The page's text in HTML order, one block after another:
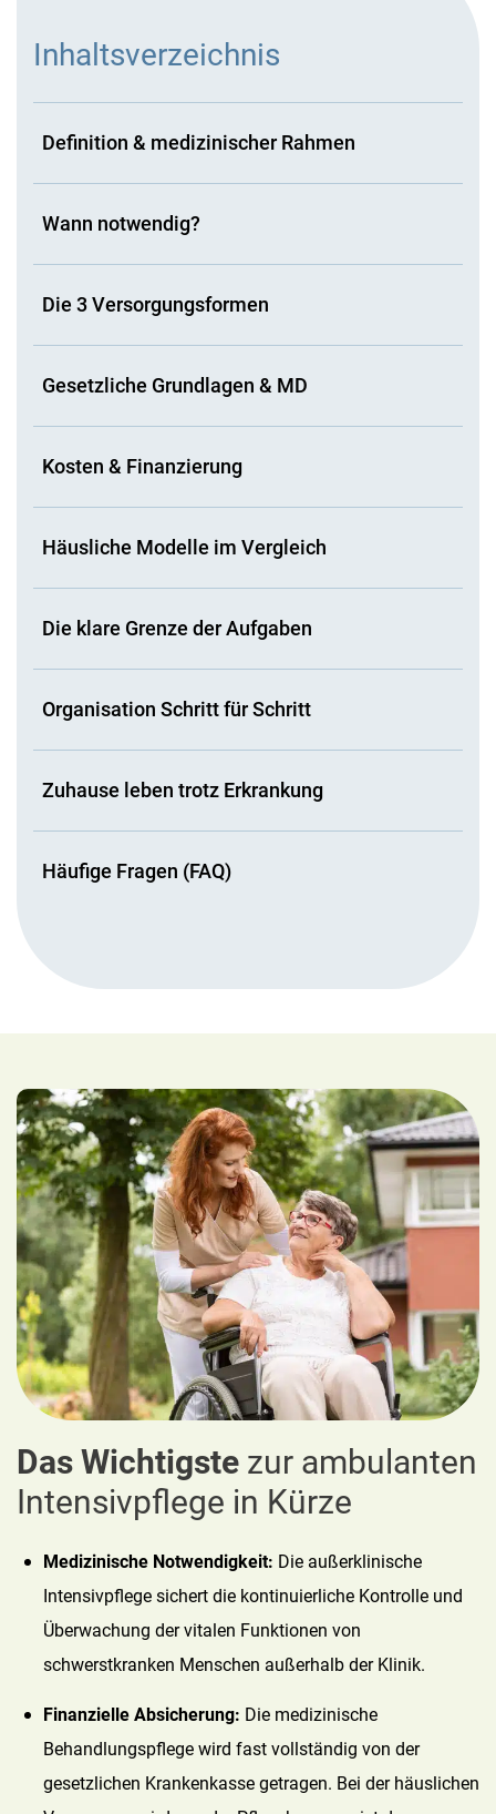
Inhaltsverzeichnis
Definition & medizinischer Rahmen
Wann notwendig?
Die 3 Versorgungsformen
Gesetzliche Grundlagen & MD
Kosten & Finanzierung
Häusliche Modelle im Vergleich
Die klare Grenze der Aufgaben
Organisation Schritt für Schritt
Zuhause leben trotz Erkrankung
Häufige Fragen (FAQ)
Das Wichtigste zur ambulanten
Intensivpflege in Kürze
Medizinische Notwendigkeit: Die außerklinische
Intensivpflege sichert die kontinuierliche Kontrolle und
Überwachung der vitalen Funktionen von
schwerstkranken Menschen außerhalb der Klinik.
Finanzielle Absicherung: Die medizinische
Behandlungspflege wird fast vollständig von der
gesetzlichen Krankenkasse getragen. Bei der häuslichen